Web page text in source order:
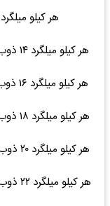
هر کیلو میلگرد ۱۲ قزوین ۱۲ متری ۱۱ ۳۷,۰۰۰ (۰.۰۰%)۰
هر کیلو میلگرد ۱۴ ذوب آهن / نیشابور ۱۲ متری ۱۵ ۳۷,۲۰۰ (۰.۰۰%)۰
هر کیلو میلگرد ۱۶ ذوب آهن / نیشابور ۱۲ متری ۱۹ ۳۷,۲۰۰ (۰.۰۰%)۰
هر کیلو میلگرد ۱۸ ذوب آهن / نیشابور ۱۲ متری ۲۵ ۳۷,۲۰۰ (۰.۰۰%)۰
هر کیلو میلگرد ۲۰ ذوب آهن / نیشابور ۱۲ متری ۳۰ ۳۷,۲۰۰ (۰.۰۰%)۰
هر کیلو میلگرد ۲۲ ذوب آهن / نیشابور ۱۲ متری ۳۶ ۳۷,۲۰۰ (۰.۰۰%)۰